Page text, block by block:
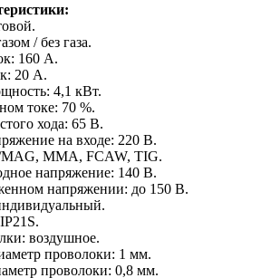
/ без газа.
160 А.
20 А.
4,1 кВт.
токе: 70 %.
хода: 65 В.
на входе: 220 В.
MMA, FCAW, TIG.
напряжение: 140 В.
напряжении: до 150 В.
воздушное.
проволоки: 1 мм.
проволоки: 0,8 мм.